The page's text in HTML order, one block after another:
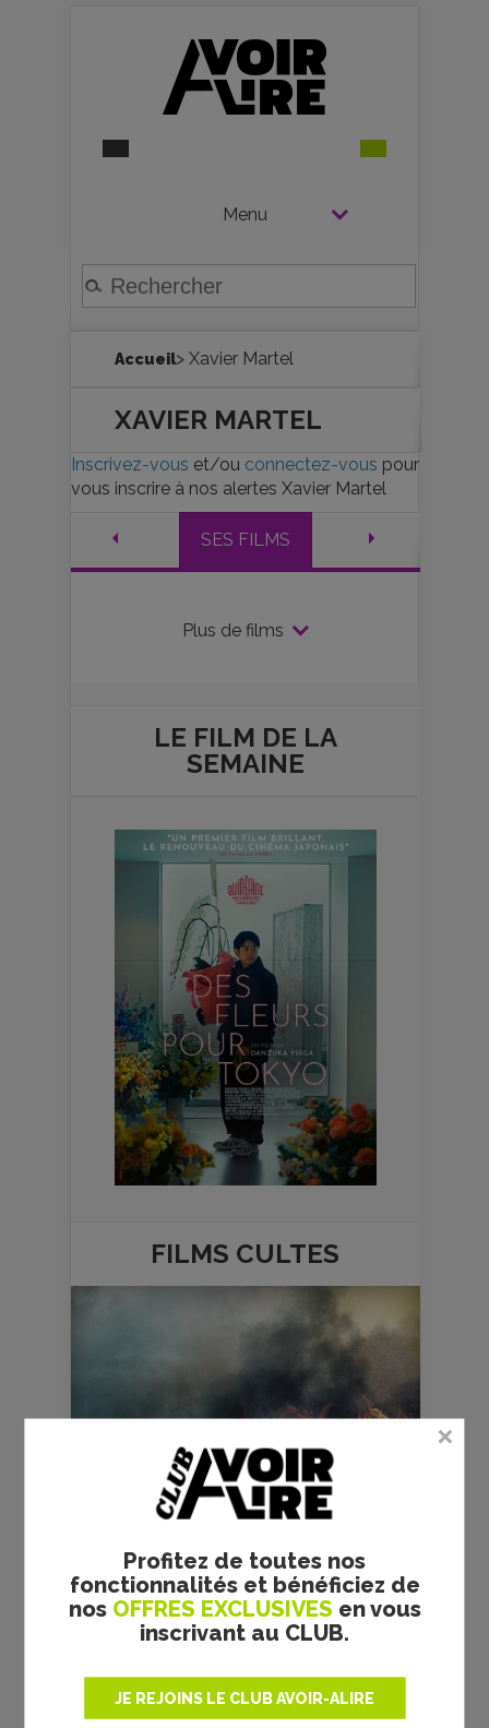
Menu
Profitez de toutes nos
fonctionnalités et bénéficiez de
nos OFFRES EXCLUSIVES en vous
inscrivant au CLUB.
JE REJOINS LE CLUB AVOIR-ALIRE
Accueil> Xavier Martel
XAVIER MARTEL
Inscrivez-vous et/ou connectez-vous pour
vous inscrire à nos alertes Xavier Martel
SES FILMS
Plus de films
LE FILM DE LA
SEMAINE
FILMS CULTES
RRR - S. S. RAJAMOULI -
CRITIQUE
Réalisateur : S. S. Rajamouli
truand - Sergio
Leone -